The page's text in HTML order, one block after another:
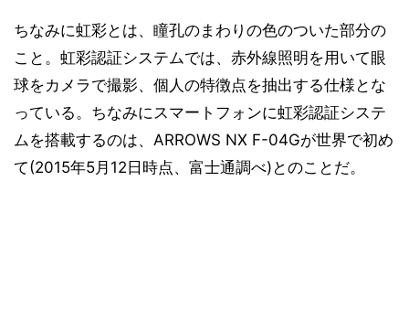
ちなみに虹彩とは、瞳孔のまわりの色のついた部分の
こと。虹彩認証システムでは、赤外線照明を用いて眼
球をカメラで撮影、個人の特徴点を抽出する仕様とな
っている。ちなみにスマートフォンに虹彩認証システ
ムを搭載するのは、ARROWS NX F-04Gが世界で初め
て(2015年5月12日時点、富士通調べ)とのことだ。